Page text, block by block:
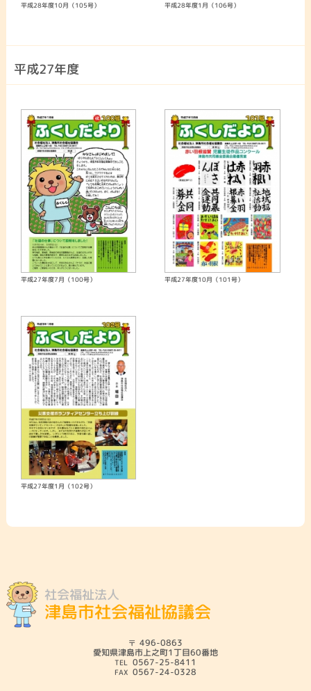
平成28年度10月（105号） 平成28年度1月（106号）
平成27年度
平成27年度7月（100号） 平成27年度10月（101号）
平成27年度1月（102号）
社会福祉法人
津島市社会福祉協議会
496-0863
愛知県津島市上之町1丁目60番地
0567-25-8411
0567-24-0328